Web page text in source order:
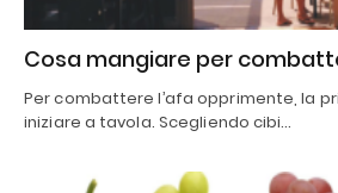
Cosa mangiare per
Per combattere l’afa opprimente, la
iniziare a tavola. Scegliendo cibi…